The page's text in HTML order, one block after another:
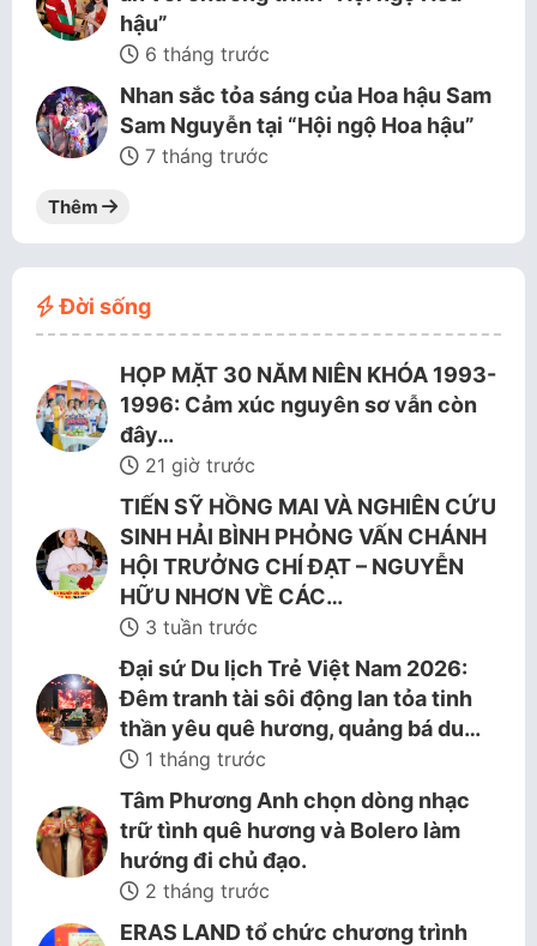
hậu”
6 tháng trước
Nhan sắc tỏa sáng của Hoa hậu Sam
Sam Nguyễn tại “Hội ngộ Hoa hậu”
7 tháng trước
Thêm
Đời sống
HỌP MẶT 30 NĂM NIÊN KHÓA 1993-
1996: Cảm xúc nguyên sơ vẫn còn
đây…
21 giờ trước
TIẾN SỸ HỒNG MAI VÀ NGHIÊN CỨU
SINH HẢI BÌNH PHỎNG VẤN CHÁNH
HỘI TRƯỞNG CHÍ ĐẠT – NGUYỄN
HỮU NHƠN VỀ CÁC…
3 tuần trước
Đại sứ Du lịch Trẻ Việt Nam 2026:
Đêm tranh tài sôi động lan tỏa tinh
thần yêu quê hương, quảng bá du…
1 tháng trước
Tâm Phương Anh chọn dòng nhạc
trữ tình quê hương và Bolero làm
hướng đi chủ đạo.
2 tháng trước
ERAS LAND tổ chức chương trình